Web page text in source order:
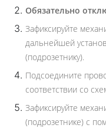
Обязательно
Зафиксируйте
дальнейшей
(подрозетнику).
Подсоедините
соответствии со
Зафиксируйте
(подрозетнике) с